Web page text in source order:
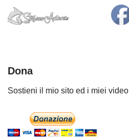
Dona
Sostieni il mio sito ed i miei video